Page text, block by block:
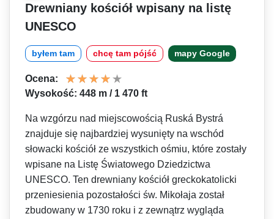
Drewniany kościół wpisany na listę
UNESCO
byłem tam chcę tam pójść mapy Google
Ocena:
Wysokość: 448 m / 1 470 ft
Na wzgórzu nad miejscowością Ruská Bystrá
znajduje się najbardziej wysunięty na wschód
słowacki kościół ze wszystkich ośmiu, które zostały
wpisane na Listę Światowego Dziedzictwa
UNESCO. Ten drewniany kościół greckokatolicki
przeniesienia pozostałości św. Mikołaja został
zbudowany w 1730 roku i z zewnątrz wygląda